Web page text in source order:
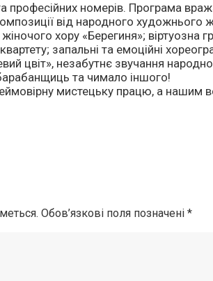
професійних номерів. Програма
від народного художнього
хору «Берегиня»; віртуозна
запальні та емоційні
цвіт», незабутнє звучання
та чимало іншого!
мистецьку працю, а нашим
Обов’язкові поля позначені*